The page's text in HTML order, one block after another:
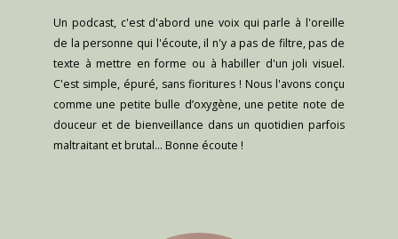
Un podcast, c'est d'abord une voix qui parle à l'oreille
de la personne qui l'écoute, il n'y a pas de filtre, pas de
texte à mettre en forme ou à habiller d'un joli visuel.
C'est simple, épuré, sans fioritures ! Nous l'avons conçu
comme une petite bulle d’oxygène, une petite note de
douceur et de bienveillance dans un quotidien parfois
maltraitant et brutal… Bonne écoute !